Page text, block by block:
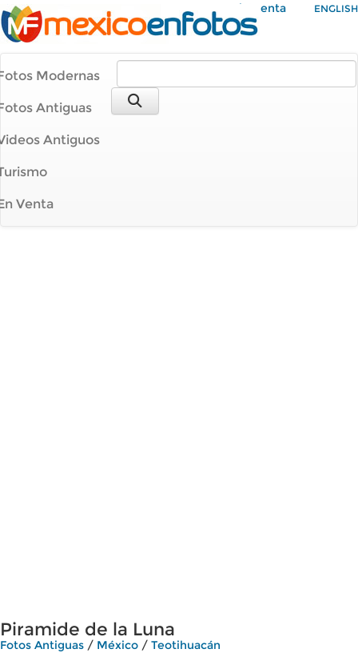
Mi Cuenta ENGLISH
Modernas
Antiguas
Antiguos
Venta
Piramide de la Luna
Fotos Antiguas / México / Teotihuacán